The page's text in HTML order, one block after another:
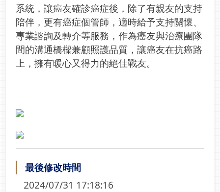
系統，讓癌友確診癌症後，除了有親友的支持
陪伴，更有癌症個管師，適時給予支持關懷、
專業諮詢及轉介等服務，作為癌友與治療團隊
間的溝通橋樑兼顧照護品質，讓癌友在抗癌路
上，擁有暖心又得力的絕佳戰友。
最後修改時間
2024/07/31 17:18:16